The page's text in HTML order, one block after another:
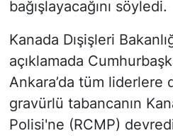
bağışlayacağını söyledi.
Kanada Dışişleri
açıklamada
Ankara’da tüm liderlere
gravürlü tabancanın
Polisi'ne (RCMP)